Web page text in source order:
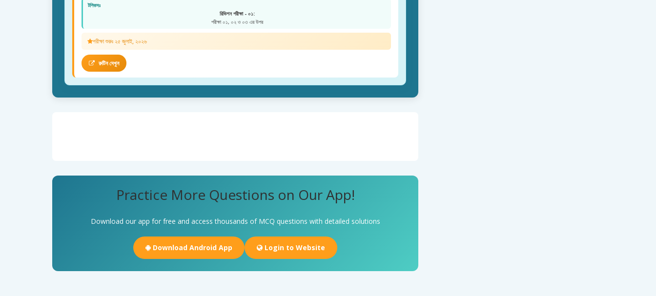
টপিকসঃ
রিভিশন পরীক্ষা - ০১:
পরীক্ষা ০১, ০২ ও ০৩ এর উপর
পরীক্ষা শুরুঃ ২৫ জুলাই, ২০২৬
রুটিন দেখুন
Practice More Questions on Our App!
Download our app for free and access thousands of MCQ questions with detailed solutions
Download Android App Login to Website